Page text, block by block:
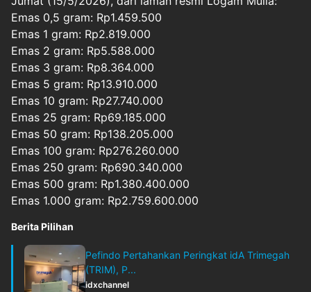
Emas 0,5 gram: Rp1.459.500
Emas 1 gram: Rp2.819.000
Emas 2 gram: Rp5.588.000
Emas 3 gram: Rp8.364.000
Emas 5 gram: Rp13.910.000
Emas 10 gram: Rp27.740.000
Emas 25 gram: Rp69.185.000
Emas 50 gram: Rp138.205.000
Emas 100 gram: Rp276.260.000
Emas 250 gram: Rp690.340.000
Emas 500 gram: Rp1.380.400.000
Emas 1.000 gram: Rp2.759.600.000
Berita Pilihan
Pefindo Pertahankan Peringkat idA Trimegah
(TRIM), P...
idxchannel